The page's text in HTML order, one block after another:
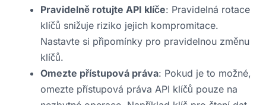
Pravidelně rotujte API klíče: Pravidelná rotace
klíčů snižuje riziko jejich kompromitace.
Nastavte si připomínky pro pravidelnou změnu
klíčů.
Omezte přístupová práva: Pokud je to možné,
omezte přístupová práva API klíčů pouze na